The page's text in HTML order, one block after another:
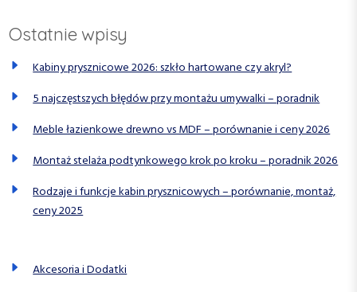
u
Ostatnie wpisy
Kabiny prysznicowe 2026: szkło hartowane czy akryl?
5 najczęstszych błędów przy montażu umywalki – poradnik
Meble łazienkowe drewno vs MDF – porównanie i ceny 2026
Montaż stelaża podtynkowego krok po kroku – poradnik 2026
Rodzaje i funkcje kabin prysznicowych – porównanie, montaż,
ceny 2025
Akcesoria i Dodatki